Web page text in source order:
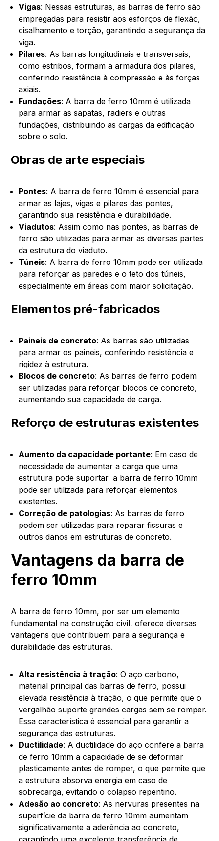
Vigas: Nessas estruturas, as barras de ferro são
empregadas para resistir aos esforços de flexão,
cisalhamento e torção, garantindo a segurança da
viga.
Pilares: As barras longitudinais e transversais,
como estribos, formam a armadura dos pilares,
conferindo resistência à compressão e às forças
axiais.
Fundações: A barra de ferro 10mm é utilizada
para armar as sapatas, radiers e outras
fundações, distribuindo as cargas da edificação
sobre o solo.
Obras de arte especiais
Pontes: A barra de ferro 10mm é essencial para
armar as lajes, vigas e pilares das pontes,
garantindo sua resistência e durabilidade.
Viadutos: Assim como nas pontes, as barras de
ferro são utilizadas para armar as diversas partes
da estrutura do viaduto.
Túneis: A barra de ferro 10mm pode ser utilizada
para reforçar as paredes e o teto dos túneis,
especialmente em áreas com maior solicitação.
Elementos pré-fabricados
Paineis de concreto: As barras são utilizadas
para armar os paineis, conferindo resistência e
rigidez à estrutura.
Blocos de concreto: As barras de ferro podem
ser utilizadas para reforçar blocos de concreto,
aumentando sua capacidade de carga.
Reforço de estruturas existentes
Aumento da capacidade portante: Em caso de
necessidade de aumentar a carga que uma
estrutura pode suportar, a barra de ferro 10mm
pode ser utilizada para reforçar elementos
existentes.
Correção de patologias: As barras de ferro
podem ser utilizadas para reparar fissuras e
outros danos em estruturas de concreto.
Vantagens da barra de
ferro 10mm
A barra de ferro 10mm, por ser um elemento
fundamental na construção civil, oferece diversas
vantagens que contribuem para a segurança e
durabilidade das estruturas.
Alta resistência à tração: O aço carbono,
material principal das barras de ferro, possui
elevada resistência à tração, o que permite que o
vergalhão suporte grandes cargas sem se romper.
Essa característica é essencial para garantir a
segurança das estruturas.
Ductilidade: A ductilidade do aço confere a barra
de ferro 10mm a capacidade de se deformar
plasticamente antes de romper, o que permite que
a estrutura absorva energia em caso de
sobrecarga, evitando o colapso repentino.
Adesão ao concreto: As nervuras presentes na
superfície da barra de ferro 10mm aumentam
significativamente a aderência ao concreto,
garantindo uma excelente transferência de